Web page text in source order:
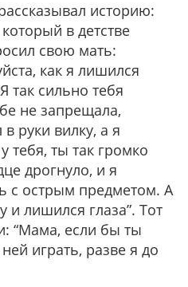
историю:
в детстве
свою мать:
как я лишился
так сильно тебя
не запрещала,
руки вилку, а я
тебя, ты так громко
дрогнуло, и я
с острым предметом. А
и лишился глаза”. Тот
“Мама, если бы ты
играть, разве я до